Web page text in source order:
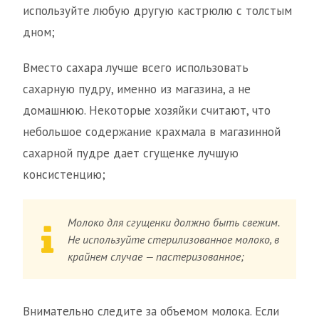
используйте любую другую кастрюлю с толстым
дном;
Вместо сахара лучше всего использовать
сахарную пудру, именно из магазина, а не
домашнюю. Некоторые хозяйки считают, что
небольшое содержание крахмала в магазинной
сахарной пудре дает сгущенке лучшую
консистенцию;
Молоко для сгущенки должно быть свежим.
Не используйте стерилизованное молоко, в
крайнем случае — пастеризованное;
Внимательно следите за объемом молока. Если